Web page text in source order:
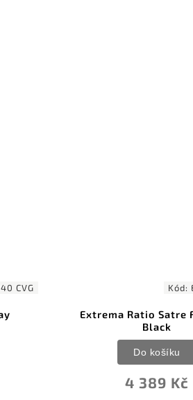
CVG Kód:
Extrema Ratio Satre
Black
4 389 Kč
Do košíku